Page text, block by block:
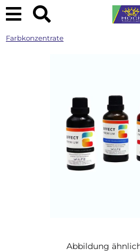
Farbkonzentrate
Abbildung